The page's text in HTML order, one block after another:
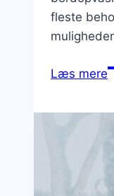
fleste
Læs mere